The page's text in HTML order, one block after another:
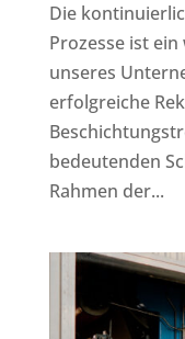
Die
Prozesse ist
unseres
erfolgreiche
bedeutenden
Rahmen der...